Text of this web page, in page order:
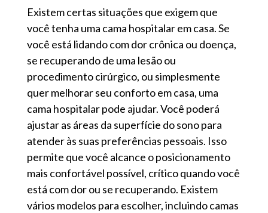
Existem certas situações que exigem que
você tenha uma cama hospitalar em casa. Se
você está lidando com dor crônica ou doença,
se recuperando de uma lesão ou
procedimento cirúrgico, ou simplesmente
quer melhorar seu conforto em casa, uma
cama hospitalar pode ajudar. Você poderá
ajustar as áreas da superfície do sono para
atender às suas preferências pessoais. Isso
permite que você alcance o posicionamento
mais confortável possível, crítico quando você
está com dor ou se recuperando. Existem
vários modelos para escolher, incluindo camas